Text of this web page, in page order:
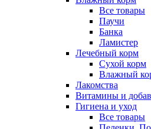
Все товары
Паучи
Банка
Ламистер
Лечебный корм
Сухой корм
Влажный
Лакомства
Витамины и
Гигиена и уход
Все товары